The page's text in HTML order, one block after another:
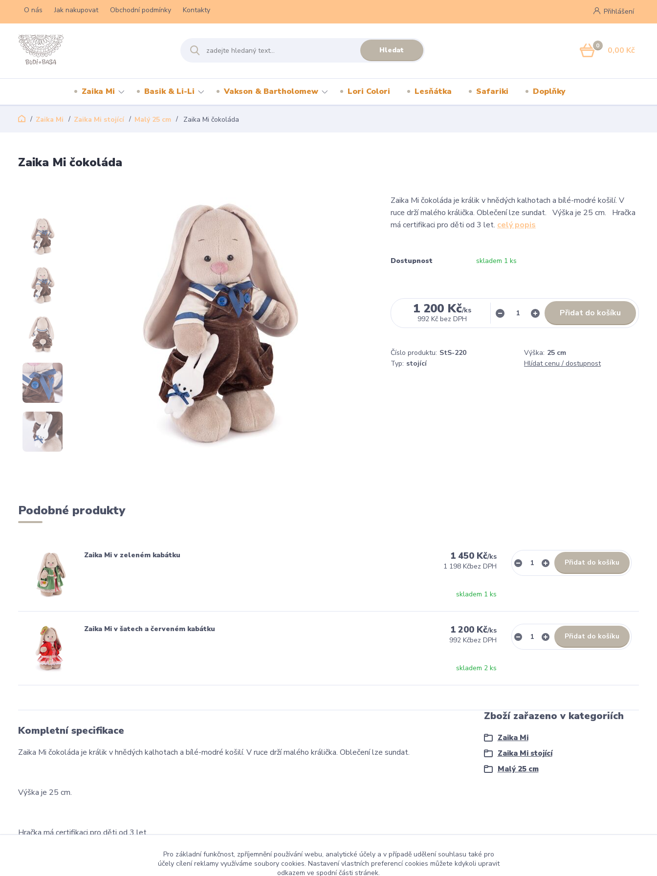
O nás Jak nakupovat Obchodní podmínky Kontakty Přihlášení
Hledat 0 0,00 Kč
Zaika Mi Basik & Li-Li Vakson & Bartholomew Lori Colori Lesňátka Safariki Doplňky
Zaika Mi Zaika Mi stojící Malý 25 cm Zaika Mi čokoláda
Zaika Mi čokoláda
Zaika Mi čokoláda je králik v hnědých kalhotach a bílé-modré košilí. V
ruce drží malého králička. Oblečení lze sundat. Výška je 25 cm. Hračka
má certifikaci pro děti od 3 let. celý popis
Dostupnost skladem 1 ks
1 200 Kč/ks
992 Kč bez DPH
Přidat do košíku
Číslo produktu: StS-220 Výška: 25 cm
Typ: stojící Hlídat cenu / dostupnost
Podobné produkty
Zaika Mi v zeleném kabátku 1 450 Kč/ks
1 198 Kčbez DPH
skladem 1 ks
Přidat do košíku
Zaika Mi v šatech a červeném kabátku 1 200 Kč/ks
992 Kčbez DPH
skladem 2 ks
Přidat do košíku
Kompletní specifikace
Zaika Mi čokoláda je králik v hnědých kalhotach a bílé-modré košilí. V ruce drží malého králička. Oblečení lze sundat.
Výška je 25 cm.
Hračka má certifikaci pro děti od 3 let.
Zboží zařazeno v kategoriích
Zaika Mi
Zaika Mi stojící
Malý 25 cm
Pro základní funkčnost, zpříjemnění používání webu, analytické účely a v případě udělení souhlasu také pro
účely cílení reklamy využíváme soubory cookies. Nastavení vlastních preferencí cookies můžete kdykoli upravit
odkazem ve spodní části stránek.